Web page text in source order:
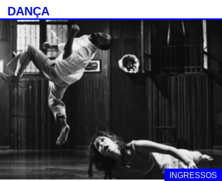
INGRESSOS
DANÇA